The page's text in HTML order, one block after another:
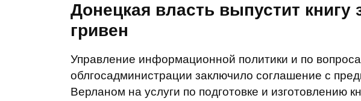
Донецкая власть выпустит книгу
гривен
Управление информационной политики и по
облгосадминистрации заключило соглашение с
Верланом на услуги по подготовке и изготовлению